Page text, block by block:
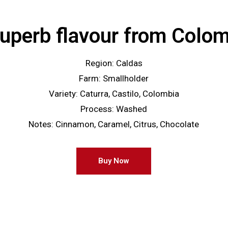
flavour from
Region: Caldas
Farm: Smallholder
Variety: Caturra, Castilo, Colombia
Process: Washed
Notes: Cinnamon, Caramel, Citrus, Chocolate
Buy Now